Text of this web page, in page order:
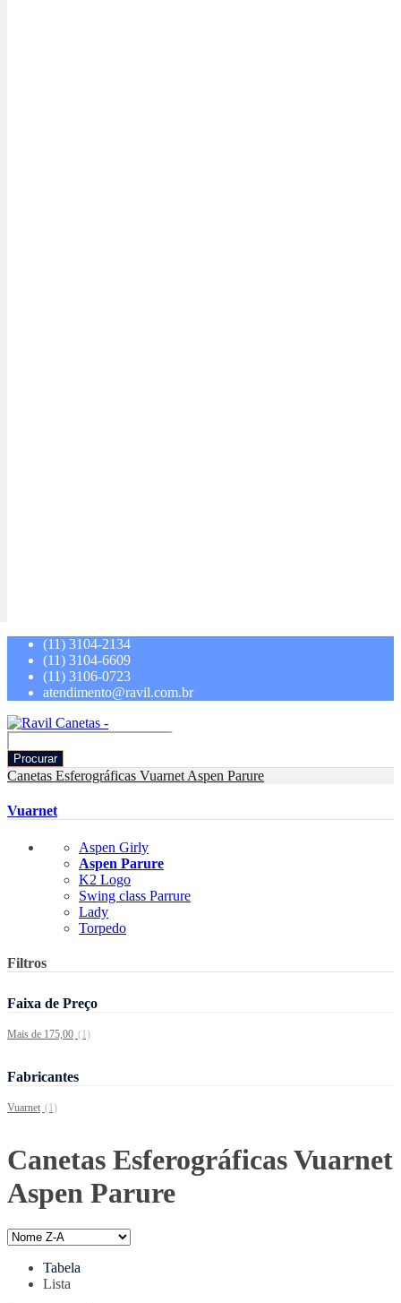
(11) 3104-2134
(11) 3104-6609
(11) 3106-0723
atendimento@ravil.com.br
Procurar
Canetas Esferográficas Vuarnet Aspen Parure
Vuarnet
Aspen Girly
Aspen Parure
K2 Logo
Swing class Parrure
Lady
Torpedo
Filtros
Faixa de Preço
Mais de 175,00 (1)
Fabricantes
Vuarnet (1)
Canetas Esferográficas Vuarnet
Aspen Parure
Tabela
Lista